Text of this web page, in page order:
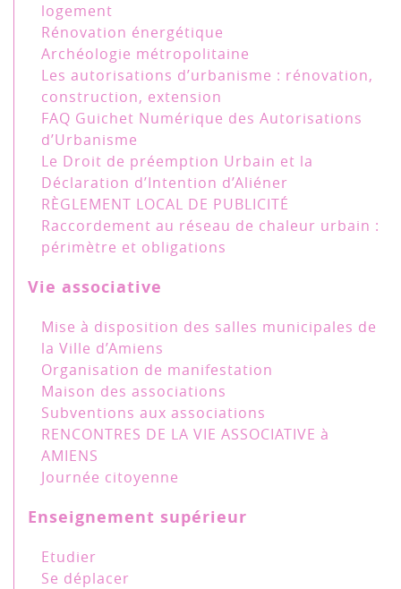
logement
Rénovation énergétique
Archéologie métropolitaine
Les autorisations d’urbanisme : rénovation,
construction, extension
FAQ Guichet Numérique des Autorisations
d’Urbanisme
Le Droit de préemption Urbain et la
Déclaration d’Intention d’Aliéner
RÈGLEMENT LOCAL DE PUBLICITÉ
Raccordement au réseau de chaleur urbain :
périmètre et obligations
Vie associative
Mise à disposition des salles municipales de
la Ville d’Amiens
Organisation de manifestation
Maison des associations
Subventions aux associations
RENCONTRES DE LA VIE ASSOCIATIVE à
AMIENS
Journée citoyenne
Enseignement supérieur
Etudier
Se déplacer